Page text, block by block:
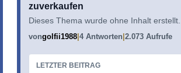
zuverkaufen
Dieses Thema wurde ohne Inhalt erstellt...
vongolfii1988 4 Antworten 2.073 Aufrufe
LETZTER BEITRAG